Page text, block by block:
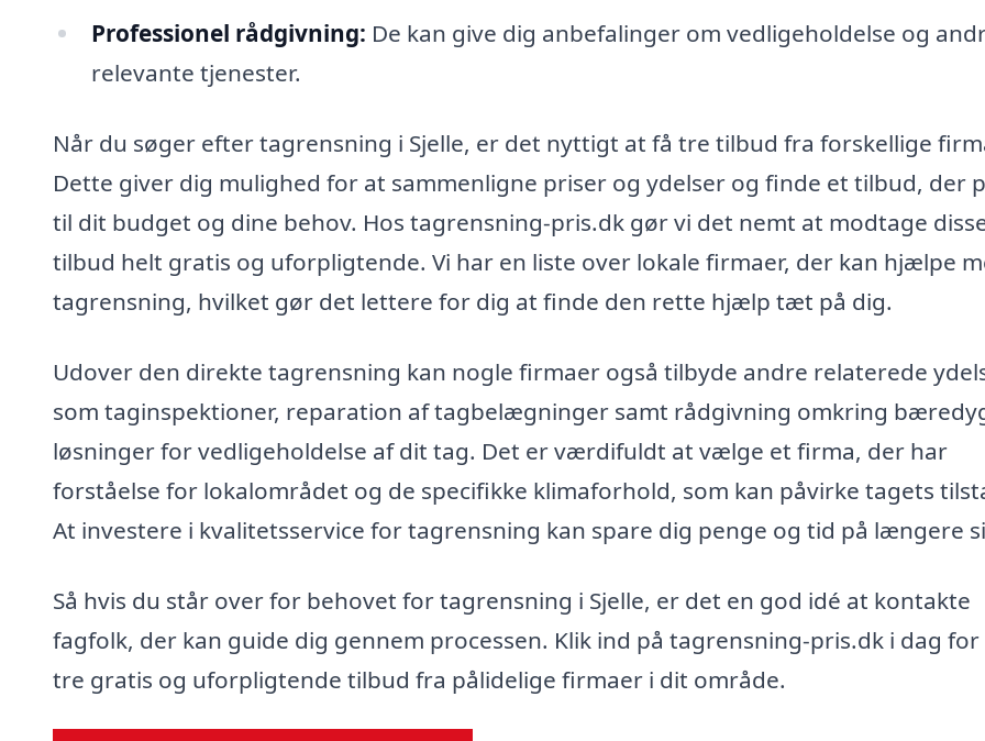
Professionel rådgivning: De kan give dig anbefalinger om vedligeholdelse og
relevante tjenester.
Når du søger efter tagrensning i Sjelle, er det nyttigt at få tre tilbud fra forskellige
Dette giver dig mulighed for at sammenligne priser og ydelser og finde et tilbud, der
til dit budget og dine behov. Hos tagrensning-pris.dk gør vi det nemt at modtage
tilbud helt gratis og uforpligtende. Vi har en liste over lokale firmaer, der kan hjælpe
tagrensning, hvilket gør det lettere for dig at finde den rette hjælp tæt på dig.
Udover den direkte tagrensning kan nogle firmaer også tilbyde andre relaterede
som taginspektioner, reparation af tagbelægninger samt rådgivning omkring
løsninger for vedligeholdelse af dit tag. Det er værdifuldt at vælge et firma, der har
forståelse for lokalområdet og de specifikke klimaforhold, som kan påvirke tagets
At investere i kvalitetsservice for tagrensning kan spare dig penge og tid på længere
Så hvis du står over for behovet for tagrensning i Sjelle, er det en god idé at kontakte
fagfolk, der kan guide dig gennem processen. Klik ind på tagrensning-pris.dk i dag for
tre gratis og uforpligtende tilbud fra pålidelige firmaer i dit område.